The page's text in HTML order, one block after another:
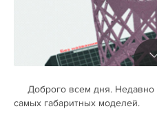
Доброго всем дня. Недавно
самых габаритных моделей.